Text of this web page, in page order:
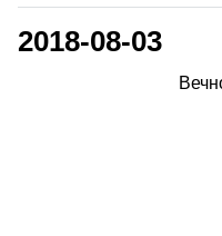
2018-08-03